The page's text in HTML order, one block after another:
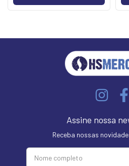
Assine nossa
Receba nossas